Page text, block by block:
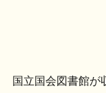
国立国会図書館が